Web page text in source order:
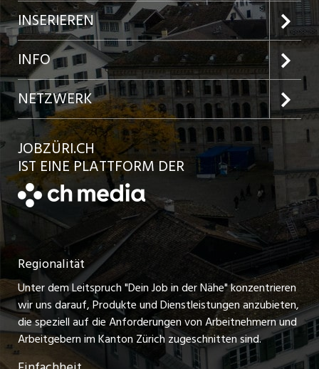
Jobs im Kanton Zürich
Jobs in der Stadt Zürich
Jobs in der Stadt Winterthur
Jobs in der Stadt Bülach
Jobs in der Stadt Uster
Jobs in der Stadt Horgen
Festanstellungen
Temporäre Jobs
Freelance Jobs
Praktikum-Jobs
Lehrstellen
INSERIEREN
Preise und Leistungen
Inserat aufgeben
Kundenlogin
Schnittstelle
INFO
Team
Ratgeber
AGB
Datenschutzerklärung
Nutzungsbedingungen
Impressum
Stellenmeldepflicht
NETZWERK
jobbasel.ch
jobbern.ch
jobmittelland.ch
zentraljob.ch
myjob.ch
schaffu.ch (VS)
JOBZÜRI.CH
IST EINE PLATTFORM DER
Regionalität
Unter dem Leitspruch "Dein Job in der Nähe" konzentrieren
wir uns darauf, Produkte und Dienstleistungen anzubieten,
die speziell auf die Anforderungen von Arbeitnehmern und
Arbeitgebern im Kanton Zürich zugeschnitten sind.